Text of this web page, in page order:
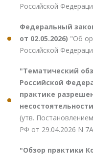
Российской
Федеральный
от 02.05.2026) "Об
Российской
"Тематический
Российской
практике
(утв.
РФ от 29.04.2026 N
"Обзор практики